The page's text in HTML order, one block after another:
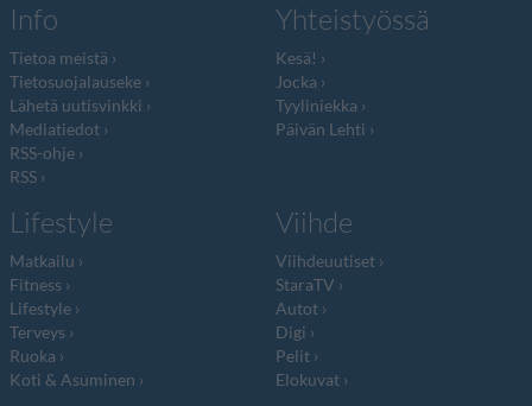
Info
Tietoa meistä
Tietosuojalauseke
Lähetä uutisvinkki
Mediatiedot
RSS-ohje
RSS
Yhteistyössä
Kesä!
Jocka
Tyyliniekka
Päivän Lehti
Lifestyle
Matkailu
Fitness
Lifestyle
Terveys
Ruoka
Koti & Asuminen
Viihde
Viihdeuutiset
StaraTV
Autot
Digi
Pelit
Elokuvat